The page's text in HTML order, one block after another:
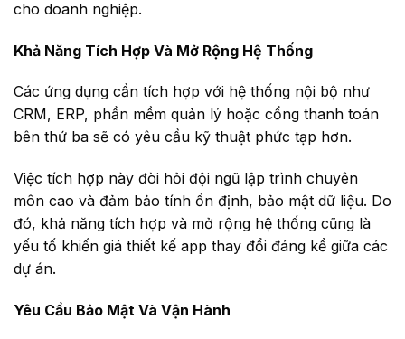
cho doanh nghiệp.
Khả Năng Tích Hợp Và Mở Rộng Hệ Thống
Các ứng dụng cần tích hợp với hệ thống nội bộ như
CRM, ERP, phần mềm quản lý hoặc cổng thanh toán
bên thứ ba sẽ có yêu cầu kỹ thuật phức tạp hơn.
Việc tích hợp này đòi hỏi đội ngũ lập trình chuyên
môn cao và đảm bảo tính ổn định, bảo mật dữ liệu. Do
đó, khả năng tích hợp và mở rộng hệ thống cũng là
yếu tố khiến giá thiết kế app thay đổi đáng kể giữa các
dự án.
Yêu Cầu Bảo Mật Và Vận Hành